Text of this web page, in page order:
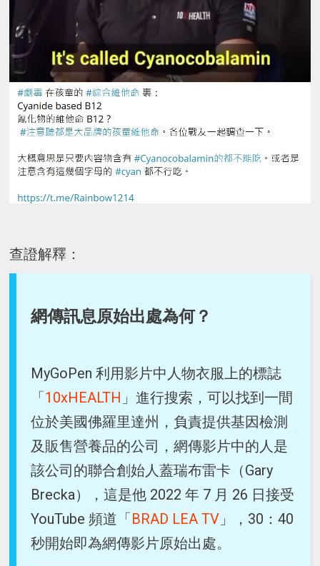
查證解釋：
網傳訊息原始出處為何？
MyGoPen 利用影片中人物衣服上的標誌
「10xHEALTH 」進行搜索，可以找到一間
位於美國佛羅里達州，負責提供基因檢測
及販售營養品的公司，網傳影片中的人是
該公司的聯合創始人蓋瑞布雷卡（Gary
Brecka），這是他 2022 年 7 月 26 日接受
YouTube 頻道「BRAD LEA TV 」，30：40
秒開始即為網傳影片原始出處。